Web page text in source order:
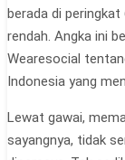
berada di
rendah. Angka ini
Wearesocial
Indonesia yang
Lewat gawai,
sayangnya, tidak